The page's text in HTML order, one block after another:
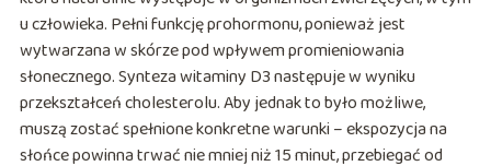
u człowieka. Pełni funkcję prohormonu, ponieważ jest
wytwarzana w skórze pod wpływem promieniowania
słonecznego. Synteza witaminy D3 następuje w wyniku
przekształceń cholesterolu. Aby jednak to było możliwe,
muszą zostać spełnione konkretne warunki – ekspozycja na
słońce powinna trwać nie mniej niż 15 minut, przebiegać od